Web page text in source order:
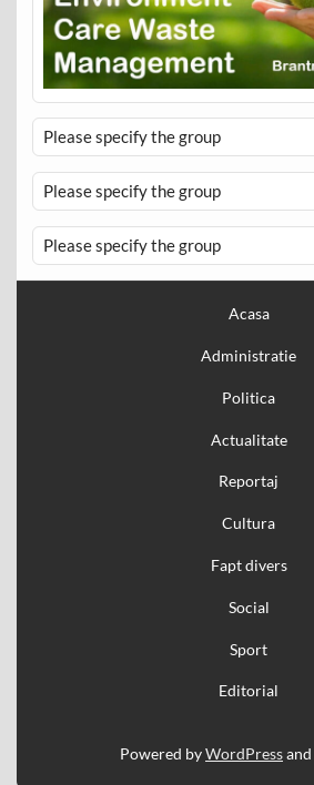
Please specify the group
Please specify the group
Please specify the group
Acasa
Administratie
Politica
Actualitate
Reportaj
Cultura
Fapt divers
Social
Sport
Editorial
Powered byWordPressand